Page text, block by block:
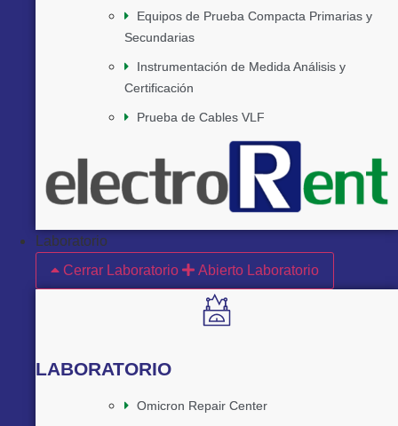
Equipos de Prueba Compacta Primarias y
Secundarias
Instrumentación de Medida Análisis y
Certificación
Prueba de Cables VLF
Laboratorio
Cerrar Laboratorio
Abierto Laboratorio
LABORATORIO
Omicron Repair Center